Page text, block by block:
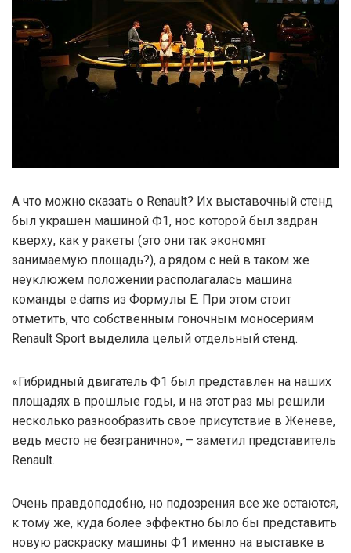
А что можно сказать о Renault? Их выставочный стенд
был украшен машиной Ф1, нос которой был задран
кверху, как у ракеты (это они так экономят
занимаемую площадь?), а рядом с ней в таком же
неуклюжем положении располагалась машина
команды e.dams из Формулы Е. При этом стоит
отметить, что собственным гоночным моносериям
Renault Sport выделила целый отдельный стенд.
«Гибридный двигатель Ф1 был представлен на наших
площадях в прошлые годы, и на этот раз мы решили
несколько разнообразить свое присутствие в Женеве,
ведь место не безгранично», – заметил представитель
Renault.
Очень правдоподобно, но подозрения все же остаются,
к тому же, куда более эффектно было бы представить
новую раскраску машины Ф1 именно на выставке в